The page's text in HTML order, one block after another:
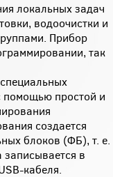
локальных задач
водоочистки и
Прибор
так
помощью простой и
создается
блоков (ФБ), т. е.
в
кабеля.